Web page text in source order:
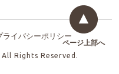
ライバシーポリシー
Rights Reserved.
ページ上部へ